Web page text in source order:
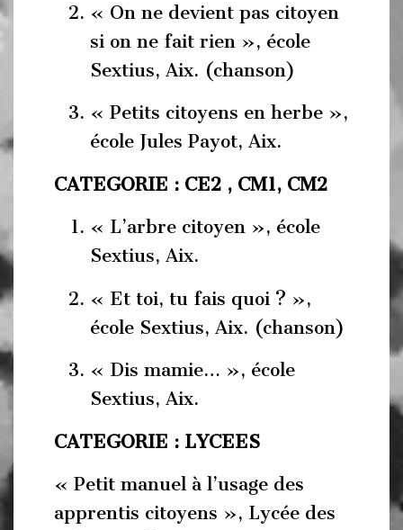
« On ne devient pas citoyen
si on ne fait rien », école
Sextius, Aix. (chanson)
« Petits citoyens en herbe »,
école Jules Payot, Aix.
CATEGORIE : CE2 , CM1, CM2
« L’arbre citoyen », école
Sextius, Aix.
« Et toi, tu fais quoi ? »,
école Sextius, Aix. (chanson)
« Dis mamie… », école
Sextius, Aix.
CATEGORIE : LYCEES
« Petit manuel à l’usage des
apprentis citoyens », Lycée des